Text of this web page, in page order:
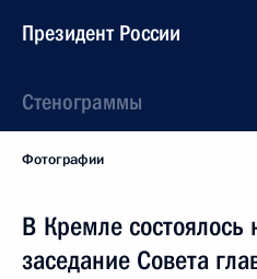
Президент России
Стенограммы
Фотографии
В Кремле
заседание Совета